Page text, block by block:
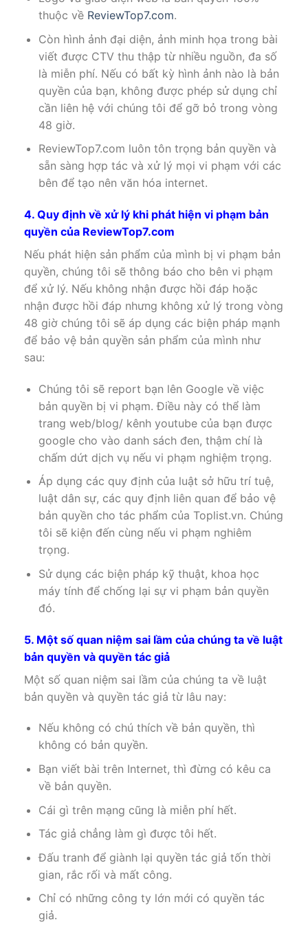
thuộc về ReviewTop7.com.
Còn hình ảnh đại diện, ảnh minh họa trong bài
viết được CTV thu thập từ nhiều nguồn, đa số
là miễn phí. Nếu có bất kỳ hình ảnh nào là bản
quyền của bạn, không được phép sử dụng chỉ
cần liên hệ với chúng tôi để gỡ bỏ trong vòng
48 giờ.
ReviewTop7.com luôn tôn trọng bản quyền và
sẵn sàng hợp tác và xử lý mọi vi phạm với các
bên để tạo nên văn hóa internet.
4. Quy định về xử lý khi phát hiện vi phạm bản
quyền của ReviewTop7.com
Nếu phát hiện sản phẩm của mình bị vi phạm bản
quyền, chúng tôi sẽ thông báo cho bên vi phạm
để xử lý. Nếu không nhận được hồi đáp hoặc
nhận được hồi đáp nhưng không xử lý trong vòng
48 giờ chúng tôi sẽ áp dụng các biện pháp mạnh
để bảo vệ bản quyền sản phẩm của mình như
sau:
Chúng tôi sẽ report bạn lên Google về việc
bản quyền bị vi phạm. Điều này có thể làm
trang web/blog/ kênh youtube của bạn được
google cho vào danh sách đen, thậm chí là
chấm dứt dịch vụ nếu vi phạm nghiệm trọng.
Áp dụng các quy định của luật sở hữu trí tuệ,
luật dân sự, các quy định liên quan để bảo vệ
bản quyền cho tác phẩm của Toplist.vn. Chúng
tôi sẽ kiện đến cùng nếu vi phạm nghiêm
trọng.
Sử dụng các biện pháp kỹ thuật, khoa học
máy tính để chống lại sự vi phạm bản quyền
đó.
5. Một số quan niệm sai lầm của chúng ta về luật
bản quyền và quyền tác giả
Một số quan niệm sai lầm của chúng ta về luật
bản quyền và quyền tác giả từ lâu nay:
Nếu không có chú thích về bản quyền, thì
không có bản quyền.
Bạn viết bài trên Internet, thì đừng có kêu ca
về bản quyền.
Cái gì trên mạng cũng là miễn phí hết.
Tác giả chẳng làm gì được tôi hết.
Đấu tranh để giành lại quyền tác giả tốn thời
gian, rắc rối và mất công.
Chỉ có những công ty lớn mới có quyền tác
giả.